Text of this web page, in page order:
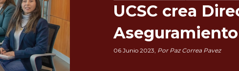
UCSC crea
06 Junio 2023, Por Paz Correa Pavez